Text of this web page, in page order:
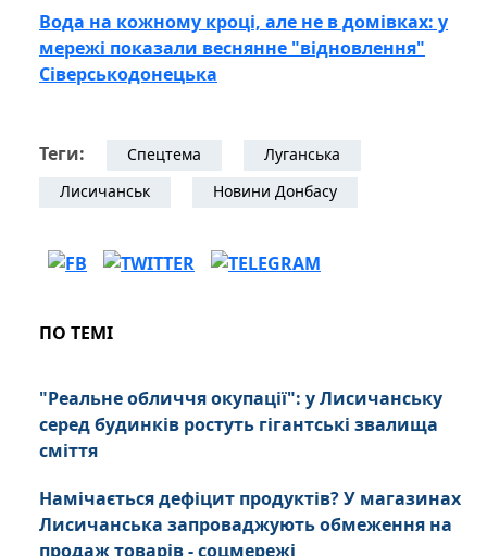
Вода на кожному кроці, але не в домівках: у
мережі показали веснянне "відновлення"
Сіверськодонецька
Теги: Спецтема
Луганська
Лисичанськ
Новини Донбасу
ПО ТЕМІ
"Реальне обличчя окупації": у Лисичанську
серед будинків ростуть гігантські звалища
сміття
Намічається дефіцит продуктів? У магазинах
Лисичанська запроваджують обмеження на
продаж товарів - соцмережі